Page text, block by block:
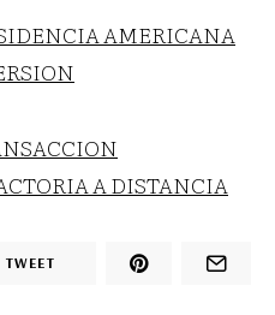
AMERICANA
A DISTANCIA
TWEET